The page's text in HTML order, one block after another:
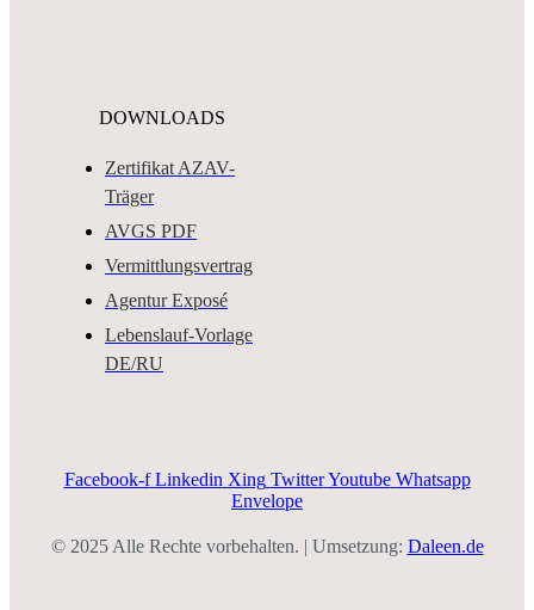
DOWNLOADS
Zertifikat AZAV-
Träger
AVGS PDF
Vermittlungsvertrag
Agentur Exposé
Lebenslauf-Vorlage
DE/RU
Facebook-f Linkedin Xing Twitter Youtube Whatsapp
Envelope
© 2025 Alle Rechte vorbehalten. | Umsetzung: Daleen.de